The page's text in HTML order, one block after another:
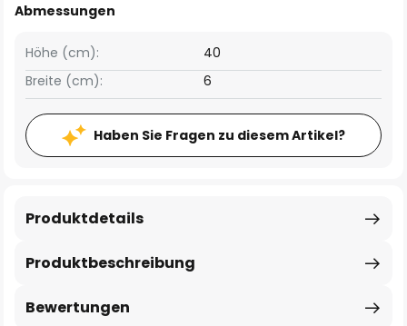
Abmessungen
Breite (cm): 6
Höhe (cm): 40
Haben Sie Fragen zu diesem Artikel?
Produktbeschreibung
Produktdetails
Bewertungen